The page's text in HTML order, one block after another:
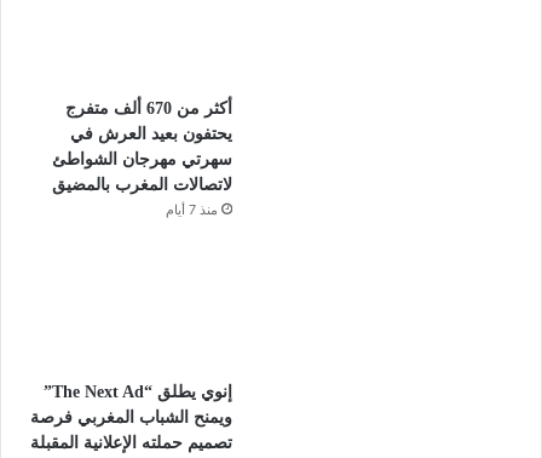
أكثر من 670 ألف متفرج
يحتفون بعيد العرش في
سهرتي مهرجان الشواطئ
لاتصالات المغرب بالمضيق
منذ 7 أيام
إنوي يطلق “The Next Ad”
ويمنح الشباب المغربي فرصة
تصميم حملته الإعلانية المقبلة